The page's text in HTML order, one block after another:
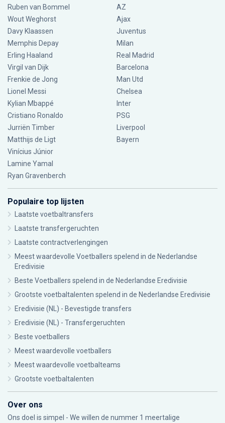
Ruben van Bommel
Wout Weghorst
Davy Klaassen
Memphis Depay
Erling Haaland
Virgil van Dijk
Frenkie de Jong
Lionel Messi
Kylian Mbappé
Cristiano Ronaldo
Jurriën Timber
Matthijs de Ligt
Vinícius Júnior
Lamine Yamal
Ryan Gravenberch
AZ
Ajax
Juventus
Milan
Real Madrid
Barcelona
Man Utd
Chelsea
Inter
PSG
Liverpool
Bayern
Populaire top lijsten
Laatste voetbaltransfers
Laatste transfergeruchten
Laatste contractverlengingen
Meest waardevolle Voetballers spelend in de Nederlandse
Eredivisie
Beste Voetballers spelend in de Nederlandse Eredivisie
Grootste voetbaltalenten spelend in de Nederlandse Eredivisie
Eredivisie (NL) - Bevestigde transfers
Eredivisie (NL) - Transfergeruchten
Beste voetballers
Meest waardevolle voetballers
Meest waardevolle voetbalteams
Grootste voetbaltalenten
Over ons
Ons doel is simpel - We willen de nummer 1 meertalige